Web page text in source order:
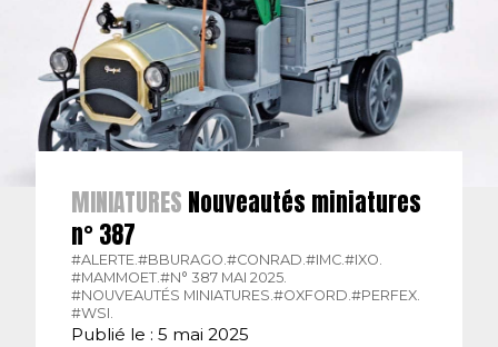
MINIATURES Nouveautés miniatures
n° 387
#ALERTE.#BBURAGO.#CONRAD.#IMC.#IXO.
#MAMMOET.#N° 387 MAI 2025.
#NOUVEAUTÉS MINIATURES.#OXFORD.#PERFEX.
#WSI.
Publié le : 5 mai 2025